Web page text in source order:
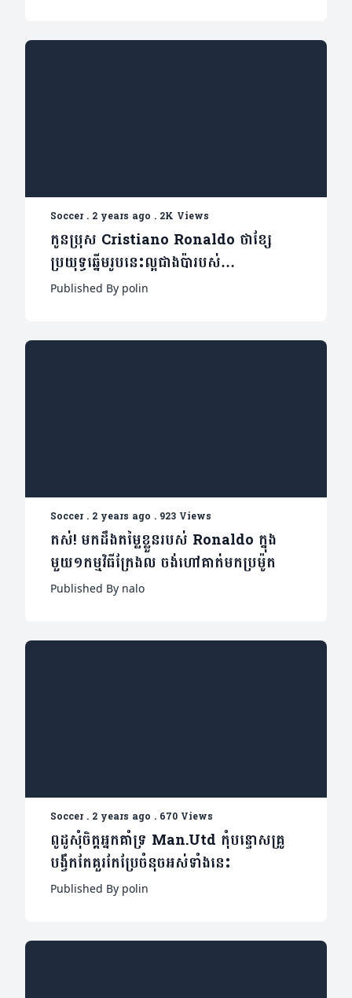
Soccer. 2 years ago . 2K Views
កូនប្រុស Cristiano Ronaldo ថាខ្សែ
ប្រយុទ្ធឆ្នើមរូបនេះល្អជាងប៉ារបស់
គេ(មាន២វីដេអូ)
Published By polin
Soccer. 2 years ago . 923 Views
តស់! មកដឹងតម្លៃខ្លួនរបស់ Ronaldo ក្នុង
មួយ១កម្មវិធីក្រែងល ចង់ហៅគាត់មកប្រម៉ូត
Published By nalo
Soccer. 2 years ago . 670 Views
ពូដូសុំចិត្តអ្នកគាំទ្រ Man.Utd កុំបន្ទោសគ្រូ
បង្វឹកតែគួរកែប្រែចំនុចអស់ទាំងនេះ
Published By polin